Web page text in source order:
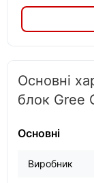
Основні
блок Gree
Основні
Виробник